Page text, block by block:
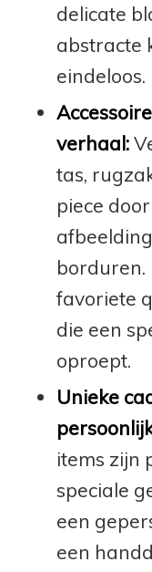
delicate
abstracte
eindeloos.
verhaal:
tas,
piece
borduren.
favoriete
die een
oproept.
Unieke
items zijn
speciale
een
een